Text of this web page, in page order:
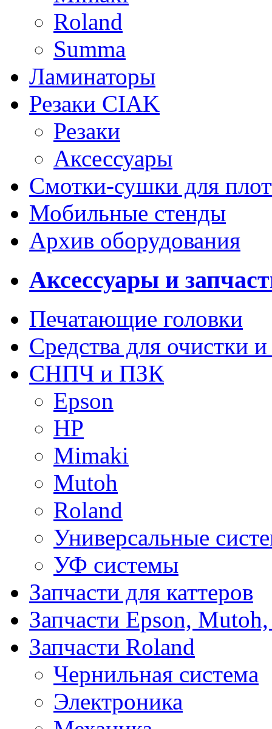
Roland
Summa
Ламинаторы
Резаки CIAK
Резаки
Аксессуары
Смотки-сушки для
Мобильные стенды
Архив оборудования
Аксессуары и
Печатающие головки
Средства для очистки
СНПЧ и ПЗК
Epson
HP
Mimaki
Mutoh
Roland
Универсальные
УФ системы
Запчасти для каттеров
Запчасти Epson,
Запчасти Roland
Чернильная система
Электроника